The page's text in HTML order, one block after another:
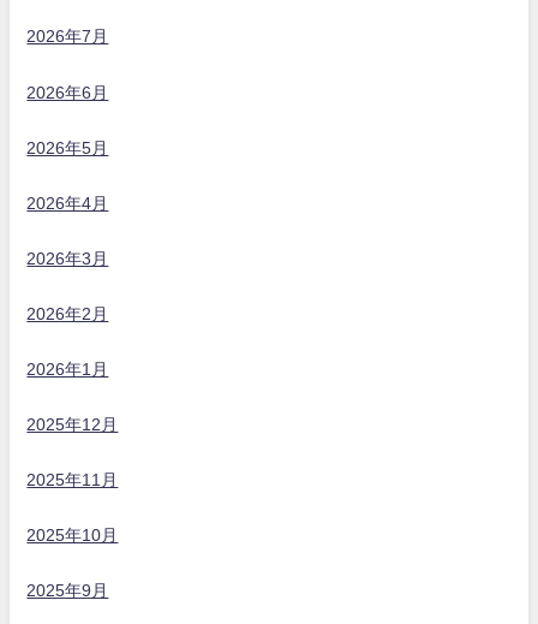
2026年7月
2026年6月
2026年5月
2026年4月
2026年3月
2026年2月
2026年1月
2025年12月
2025年11月
2025年10月
2025年9月